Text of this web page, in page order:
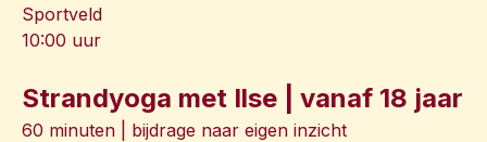
Sportveld
10:00 uur
Strandyoga met Ilse | vanaf 18 jaar
60 minuten | bijdrage naar eigen inzicht